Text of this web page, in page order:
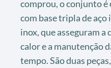
comprou, o conjunto
com base tripla de aço
inox, que asseguram
calor e a manutenção
tempo. São duas